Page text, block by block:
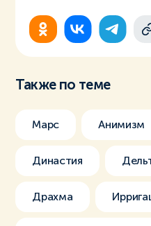
Также по теме
Марс Анимизм
Династия
Драхма